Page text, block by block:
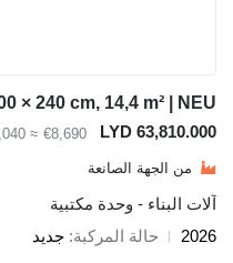
LYD
€8,690
≈ $10,040
الصانعة
- وحدة مكتبية
المركبة
جديد